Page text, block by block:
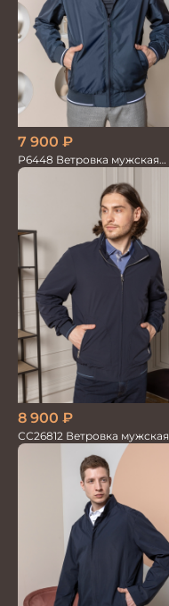
7 900 ₽
Р6448 Ветровка мужская
синий
8 900 ₽
СС26812 Ветровка мужская